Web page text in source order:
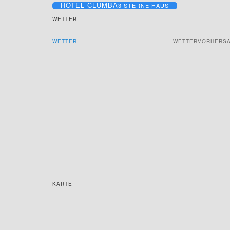
HOTEL CLUMBA3 STERNE HAUS
WETTER
WETTER
KARTE